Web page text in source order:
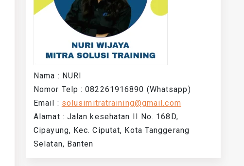
Nama : NURI
Nomor Telp : 082261916890 (Whatsapp)
Email : solusimitratraining@gmail.com
Alamat : Jalan kesehatan II No. 168D,
Cipayung, Kec. Ciputat, Kota Tanggerang
Selatan, Banten